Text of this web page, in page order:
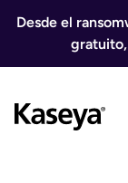
Desde el